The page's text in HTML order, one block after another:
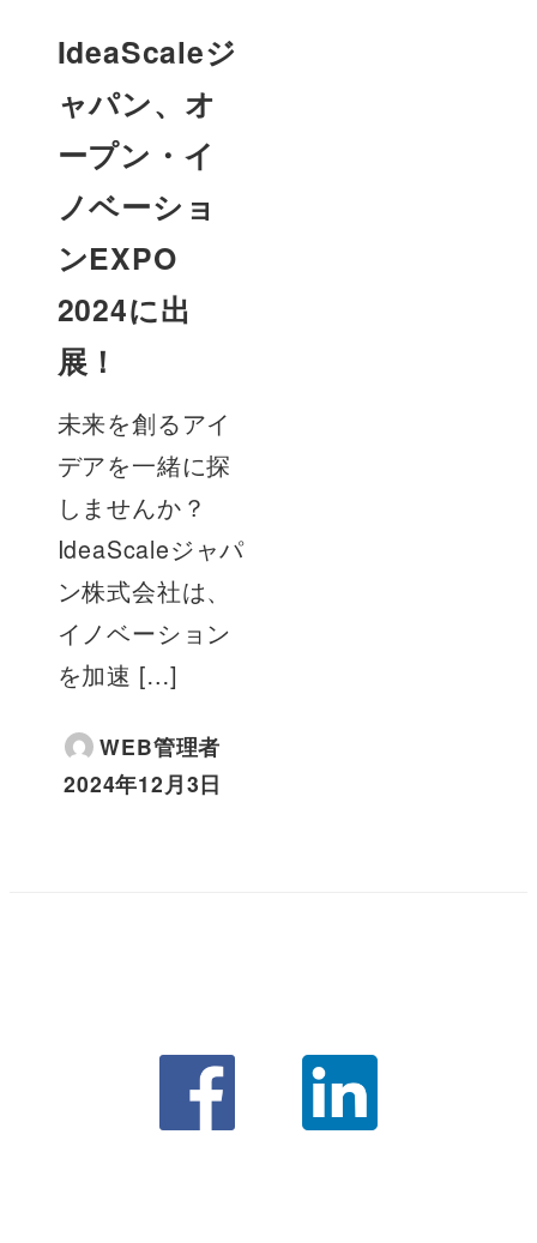
IdeaScaleジ
ャパン、オ
ープン・イ
ノベーショ
ンEXPO
2024に出
展！
未来を創るアイ
デアを一緒に探
しませんか？
IdeaScaleジャパ
ン株式会社は、
イノベーション
を加速 […]
WEB管理者
2024年12月3日